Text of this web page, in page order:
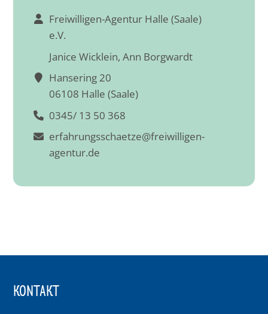
Freiwilligen-Agentur Halle (Saale)
e.V.
Janice Wicklein, Ann Borgwardt
Hansering 20
06108 Halle (Saale)
0345/ 13 50 368
erfahrungsschaetze@freiwilligen-
agentur.de
KONTAKT